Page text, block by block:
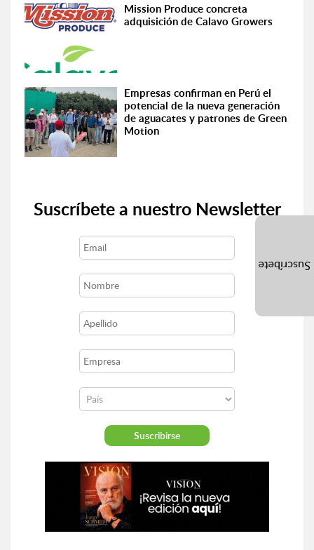
Mission Produce concreta
adquisición de Calavo Growers
Empresas confirman en Perú el
potencial de la nueva generación
de aguacates y patrones de Green
Motion
Suscríbete a nuestro Newsletter
Suscríbete